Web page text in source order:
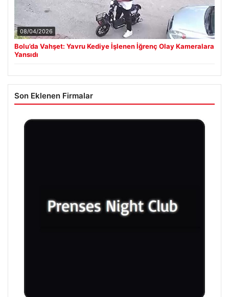
08/04/2026
Bolu’da Vahşet: Yavru Kediye İşlenen İğrenç Olay Kameralara
Yansıdı
Son Eklenen Firmalar